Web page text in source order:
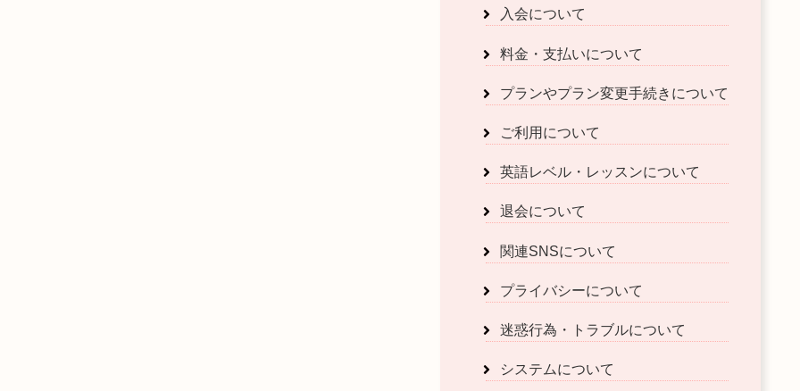
入会について
料金・支払いについて
プランやプラン変更手続きについて
ご利用について
英語レベル・レッスンについて
退会について
関連SNSについて
プライバシーについて
迷惑行為・トラブルについて
システムについて